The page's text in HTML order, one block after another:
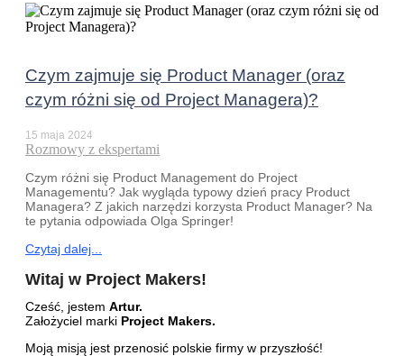
Czym zajmuje się Product Manager (oraz
czym różni się od Project Managera)?
15 maja 2024
Rozmowy z ekspertami
Czym różni się Product Management do Project
Managementu? Jak wygląda typowy dzień pracy Product
Managera? Z jakich narzędzi korzysta Product Manager? Na
te pytania odpowiada Olga Springer!
Czytaj dalej...
Witaj w Project Makers!
Cześć, jestem Artur.
Założyciel marki Project Makers.
Moją misją jest przenosić polskie firmy w przyszłość!